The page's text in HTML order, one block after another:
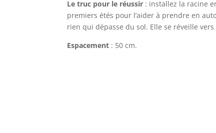
Le truc pour le réussir : installez la racine
premiers étés pour l’aider à prendre en
rien qui dépasse du sol. Elle se réveille vers
Espacement : 50 cm.